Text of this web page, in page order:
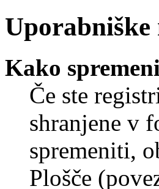
Uporabniške
Kako
Če ste
shranjene v
spremeniti,
Plošče